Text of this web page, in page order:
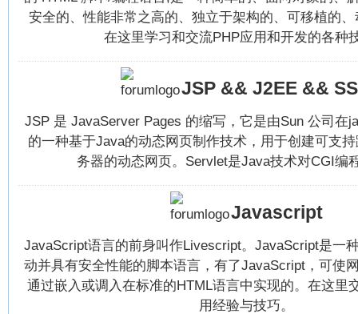
安全的、性能非常之高的、独立于架构的、可移植的
在这里学习和交流PHP应用和开发的各种
JSP && J2EE &&
JSP 是 JavaServer Pages 的缩写，它是由Sun 公司在
的一种基于Java的动态网页制作技术，用于创建可支
务器的动态网页。Servlet是Java技术对CGI编
Javascript
JavaScript语言的前身叫作Livescript。JavaScript是一
动并具有安全性能的脚本语言，有了JavaScript，可使
通过嵌入或调入在标准的HTML语言中实现的。在这里
用经验与技巧。